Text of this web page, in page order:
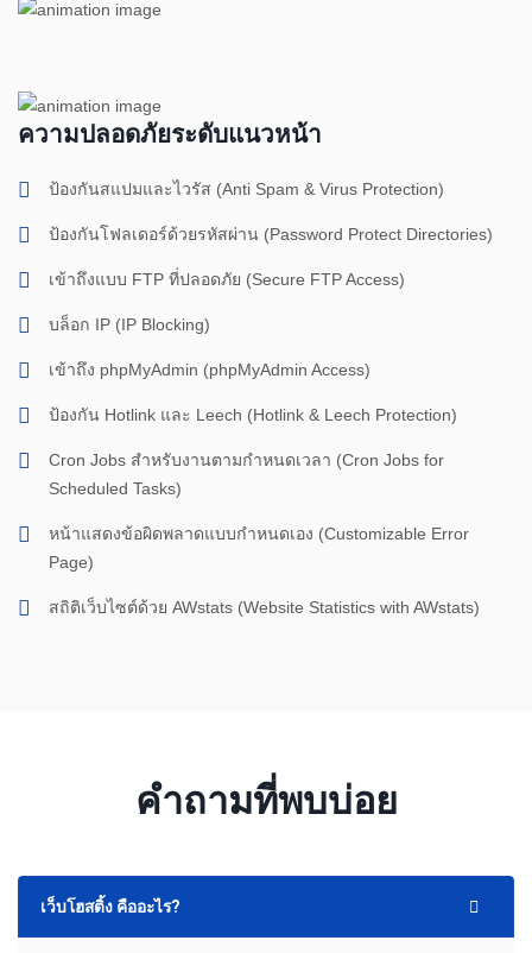
ความปลอดภัยระดับแนวหน้า
ป้องกันสแปมและไวรัส (Anti Spam & Virus Protection)
ป้องกันโฟลเดอร์ด้วยรหัสผ่าน (Password Protect Directories)
เข้าถึงแบบ FTP ที่ปลอดภัย (Secure FTP Access)
บล็อก IP (IP Blocking)
เข้าถึง phpMyAdmin (phpMyAdmin Access)
ป้องกัน Hotlink และ Leech (Hotlink & Leech Protection)
Cron Jobs สำหรับงานตามกำหนดเวลา (Cron Jobs for
Scheduled Tasks)
หน้าแสดงข้อผิดพลาดแบบกำหนดเอง (Customizable Error
Page)
สถิติเว็บไซต์ด้วย AWstats (Website Statistics with AWstats)
คำถามที่พบบ่อย
เว็บโฮสติ้ง คืออะไร?